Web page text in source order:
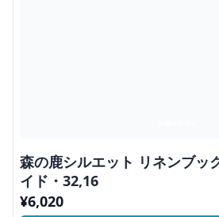
森の鹿シルエット リネンブッ
イド・32,16
¥6,020